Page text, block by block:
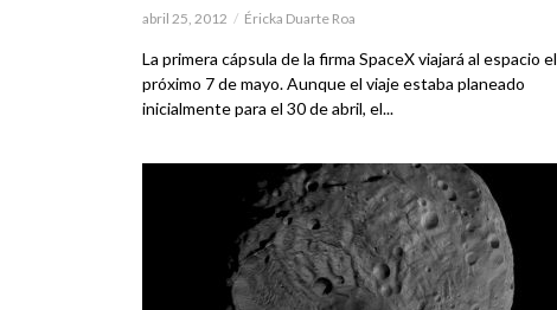
abril 25, 2012 Éricka Duarte Roa
La primera cápsula de la firma SpaceX viajará al espacio el
próximo 7 de mayo. Aunque el viaje estaba planeado
inicialmente para el 30 de abril, el...